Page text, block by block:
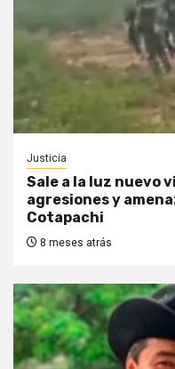
Justicia
Sale a la luz nuevo
agresiones y
Cotapachi
8 meses atrás